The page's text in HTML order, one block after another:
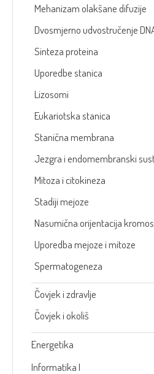
Mehanizam olakšane difuzije
Dvosmjerno udvostručenje
Sinteza proteina
Uporedbe stanica
Lizosomi
Eukariotska stanica
Stanična membrana
Jezgra i endomembranski
Mitoza i citokineza
Stadiji mejoze
Nasumična orijentacija
Uporedba mejoze i mitoze
Spermatogeneza
Čovjek i zdravlje
Čovjek i okoliš
Energetika
Informatika I